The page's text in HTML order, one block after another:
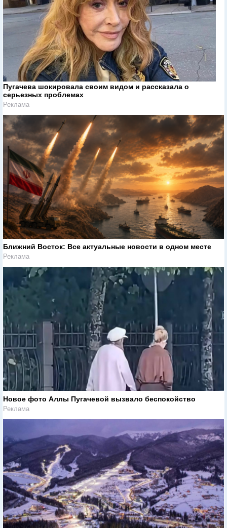
Пугачева шокировала своим видом и рассказала о
серьезных проблемах
Реклама
Ближний Восток: Все актуальные новости в одном месте
Реклама
Новое фото Аллы Пугачевой вызвало беспокойство
Реклама